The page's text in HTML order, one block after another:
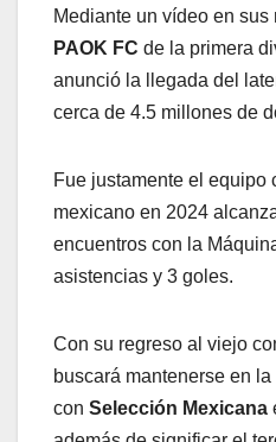
Mediante un vídeo en sus
PAOK FC de la primera
anunció la llegada del
cerca de 4.5 millones de
Fue justamente el equipo
mexicano en 2024
encuentros con la
asistencias y 3 goles.
Con su regreso al viejo
buscará mantenerse en
con Selección Mexicana